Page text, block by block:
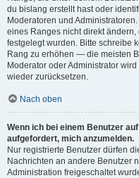
du bislang erstellt hast oder
Moderatoren und
eines Ranges nicht direkt
festgelegt wurden. Bitte schreibe
Rang zu erhöhen — die meisten
Moderator oder Administrator
wieder zurücksetzen.
Nach oben
Wenn ich bei einem Benutzer
aufgefordert, mich anzumelden.
Nur registrierte Benutzer dürfen
Nachrichten an andere Benutzer
Administration freigeschaltet